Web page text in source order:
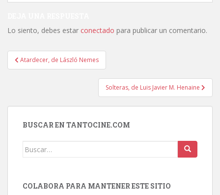
Lo siento, debes estar conectado para publicar un comentario.
Navegación
de
Atardecer, de László Nemes
Solteras, de Luis Javier M. Henaine
BUSCAR EN TANTOCINE.COM
Buscar:
COLABORA PARA MANTENER ESTE SITIO